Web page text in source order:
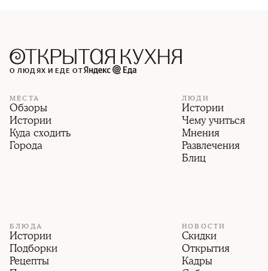
О ЛЮДЯХ И ЕДЕ ОТ
МЕСТА
Обзоры
Истории
Куда сходить
Города
ЛЮДИ
Истории
Чему учиться
Мнения
Развлечения
Блиц
БЛЮДА
Истории
Подборки
Рецепты
НОВОСТИ
Скидки
Открытия
Кадры